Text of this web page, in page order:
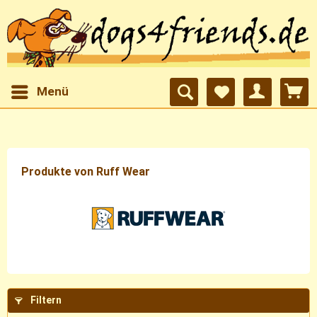
Menü
Produkte von Ruff Wear
Filtern